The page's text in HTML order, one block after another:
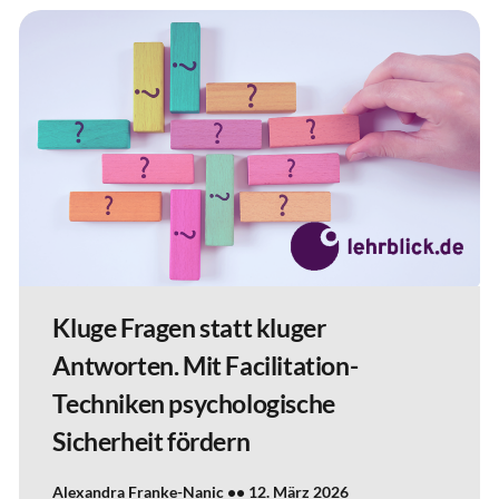
Kluge Fragen statt kluger
Antworten. Mit Facilitation-
Techniken psychologische
Sicherheit fördern
Alexandra Franke-Nanic 12. März 2026